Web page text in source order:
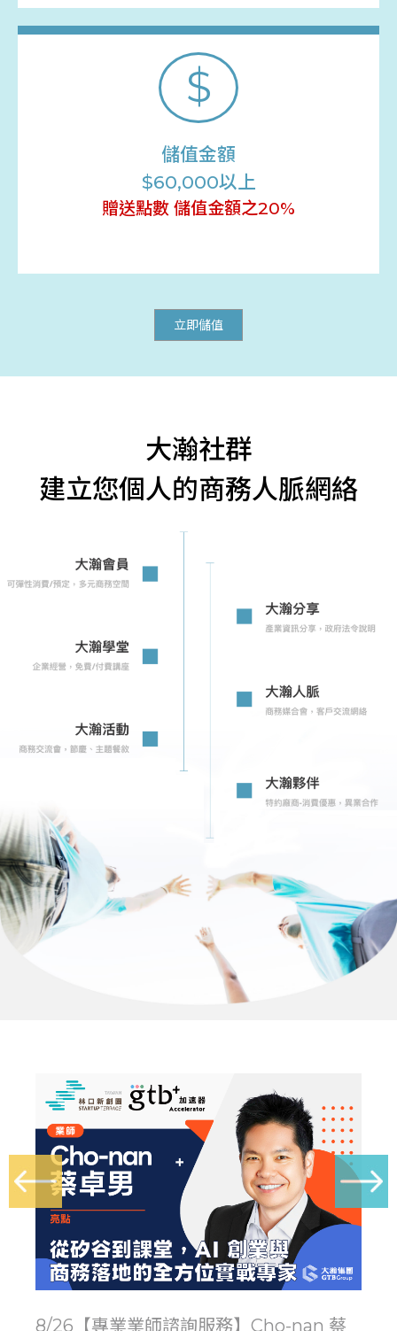
$
儲值金額
$60,000以上
贈送點數 儲值金額之20%
立即儲值
大瀚社群
建立您個人的商務人脈網絡
8/26【專業業師諮詢服務】Cho-nan 蔡